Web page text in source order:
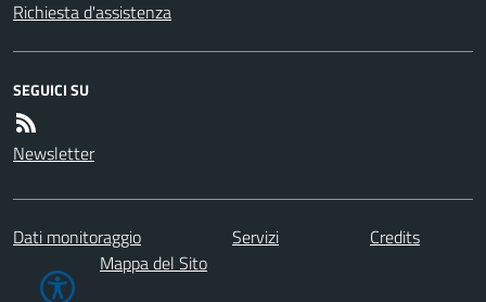
Richiesta d'assistenza
SEGUICI SU
Newsletter
Dati monitoraggio Servizi
Credits
Mappa del Sito